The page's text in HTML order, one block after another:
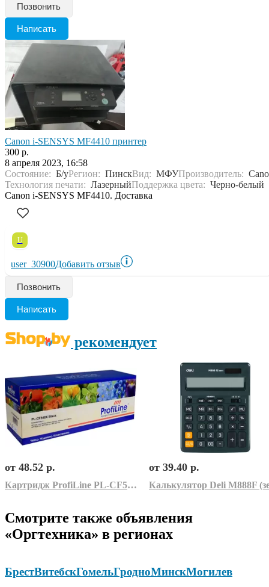
Позвонить
Написать
Canon i-SENSYS MF4410 принтер
300 р.
8 апреля 2023, 16:58
Состояние: Б/уРегион: ПинскВид: МФУПроизводитель:
Технология печати: ЛазерныйПоддержка цвета: Черно-белый
Canon i-SENSYS MF4410. Доставка
U
user_30900Добавить отзыв
Позвонить
Написать
рекомендует
от 48.52 р.
Картридж ProfiLine PL-CF540X-Bk (аналог HP CF540X)
от 39.40 р.
Смотрите также объявления
«Оргтехника» в регионах
БрестВитебскГомельГродноМинскМогилев